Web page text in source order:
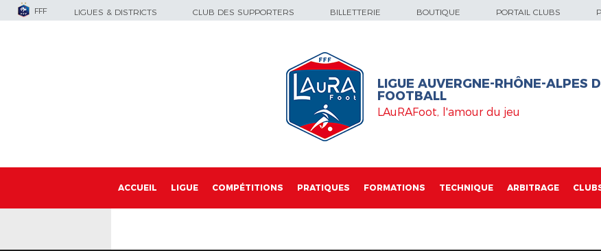
FFF LIGUES & DISTRICTS CLUB DES SUPPORTERS BILLETTERIE BOUTIQUE PORTAIL CLUBS
LIGUE AUVERGNE-RHÔNE-ALPES
FOOTBALL
LAuRAFoot, l'amour du jeu
ACCUEIL LIGUE COMPÉTITIONS PRATIQUES FORMATIONS TECHNIQUE ARBITRAGE